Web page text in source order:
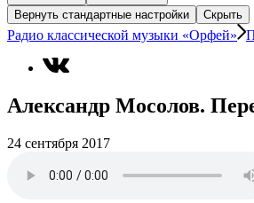
Вернуть стандартные настройки
Скрыть
Радио классической музыки «Орфей»
Александр Мосолов.
24 сентября 2017